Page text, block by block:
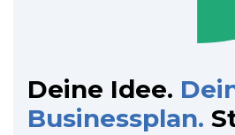
Deine Idee.
Businessplan.